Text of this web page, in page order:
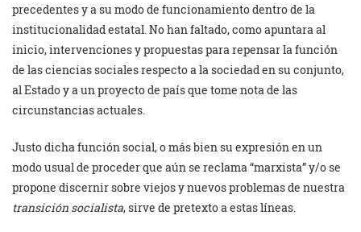
precedentes y a su modo de funcionamiento dentro de la
institucionalidad estatal. No han faltado, como apuntara al
inicio, intervenciones y propuestas para repensar la función
de las ciencias sociales respecto a la sociedad en su conjunto,
al Estado y a un proyecto de país que tome nota de las
circunstancias actuales.
Justo dicha función social, o más bien su expresión en un
modo usual de proceder que aún se reclama “marxista” y/o se
propone discernir sobre viejos y nuevos problemas de nuestra
transición socialista, sirve de pretexto a estas líneas.